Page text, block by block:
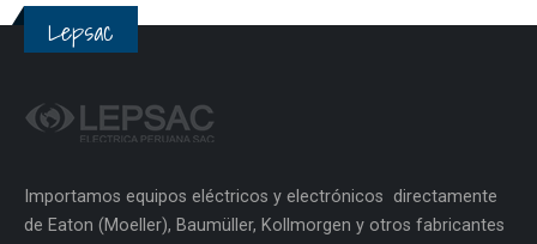
Lepsac
Importamos equipos eléctricos y electrónicos directamente
de Eaton (Moeller), Baumüller, Kollmorgen y otros fabricantes